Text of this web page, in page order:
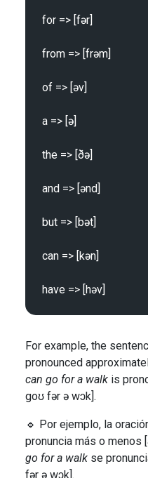
for => [fər]
from => [frəm]
of => [əv]
a => [ə]
the => [ðə]
and => [ənd]
but => [bət]
can => [kən]
For example, the
pronounced
can go for a walk is
goʊ fər ə wɔk].
🔹 Por ejemplo, la
pronuncia más o menos
go for a walk se
fər ə wɔk].